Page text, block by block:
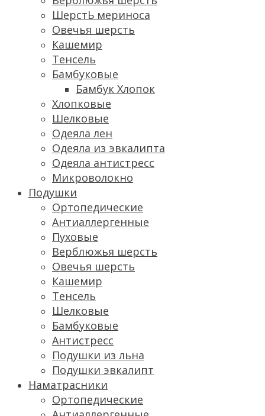
ШерстЬ мериноса
Овечья шерсть
Кашемир
Тенсель
Бамбуковые
Бамбук Хлопок
Хлопковые
Шелковые
Одеяла лен
Одеяла из эвкалипта
Одеяла антистресс
Микроволокно
Подушки
Ортопедические
Антиаллергенные
Пуховые
Верблюжья шерсть
Овечья шерсть
Кашемир
Тенсель
Шелковые
Бамбуковые
Антистресс
Подушки из льна
Подушки эвкалипт
Наматрасники
Ортопедические